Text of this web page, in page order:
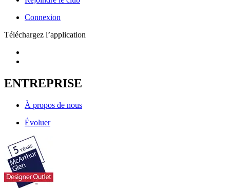
Connexion
Téléchargez l’application
ENTREPRISE
À propos de nous
Évoluer